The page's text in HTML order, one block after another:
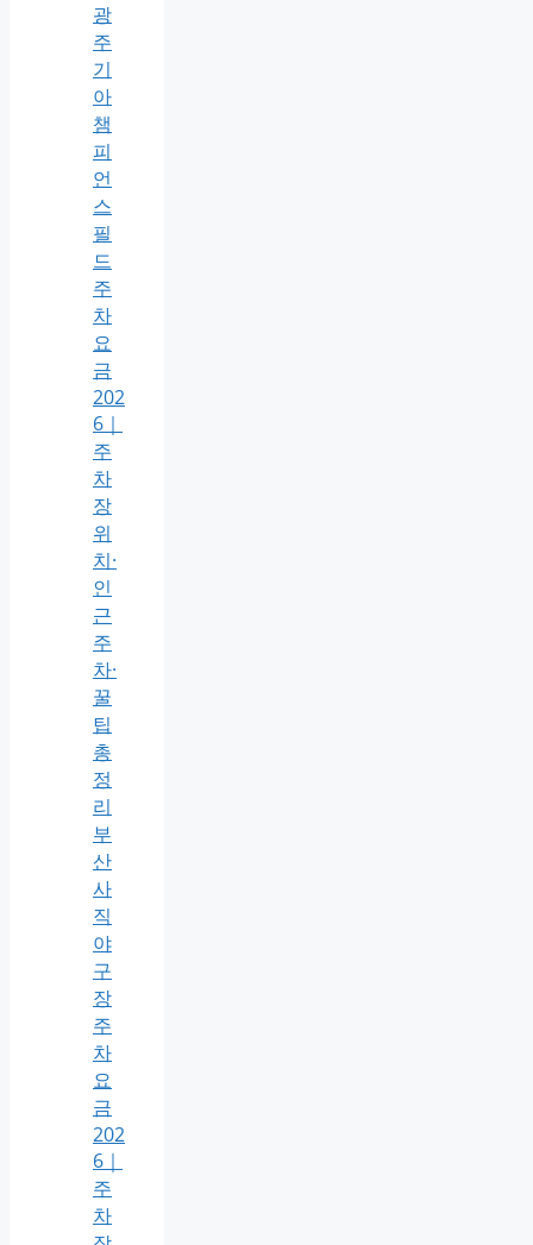
광
주
기
아
챔
피
언
스
필
드
주
차
요
금
202
6｜
주
차
장
위
치·
인
근
주
차·
꿀
팁
총
정
리
부
산
사
직
야
구
장
주
차
요
금
202
6｜
주
차